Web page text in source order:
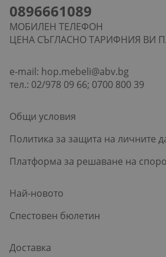
0896661089
МОБИЛЕН ТЕЛЕФОН
ЦЕНА СЪГЛАСНО ТАРИФНИЯ ВИ
e-mail: hop.mebeli@abv.bg
тел.: 02/978 09 66; 0700 800 39
Общи условия
Политика за защита на личните
Платформа за решаване на
Най-новото
Спестовен бюлетин
Доставка